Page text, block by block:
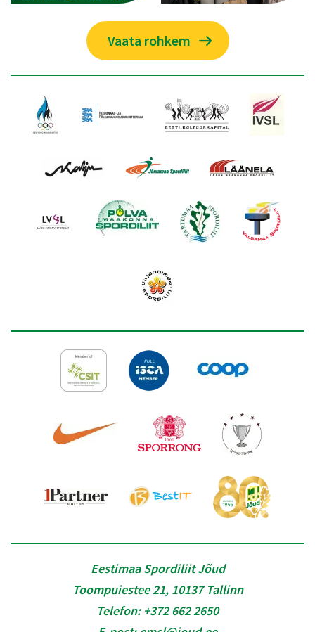
Vaata rohkem
Eestimaa Spordiliit Jõud
Toompuiestee 21, 10137 Tallinn
Telefon: +372 662 2650